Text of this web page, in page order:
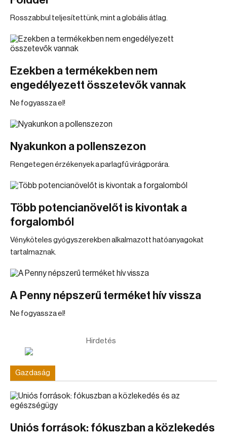
Rosszabbul teljesítettünk, mint a globális átlag.
Ezekben a termékekben nem
engedélyezett összetevők vannak
Ne fogyassza el!
Nyakunkon a pollenszezon
Rengetegen érzékenyek a parlagfű virágporára.
Több potencianövelőt is kivontak a
forgalomból
Vényköteles gyógyszerekben alkalmazott hatóanyagokat
tartalmaznak.
A Penny népszerű terméket hív vissza
Ne fogyassza el!
Hirdetés
Gazdaság
Uniós források: fókuszban a közlekedés